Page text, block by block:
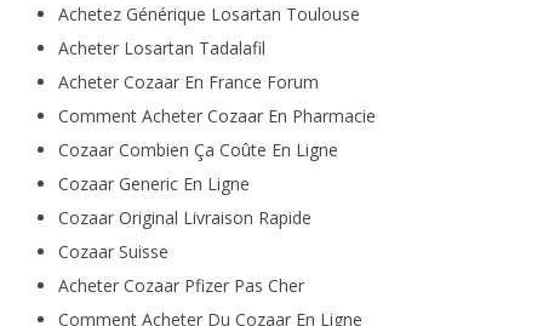
Achetez Générique Losartan Toulouse
Acheter Losartan Tadalafil
Acheter Cozaar En France Forum
Comment Acheter Cozaar En Pharmacie
Cozaar Combien Ça Coûte En Ligne
Cozaar Generic En Ligne
Cozaar Original Livraison Rapide
Cozaar Suisse
Acheter Cozaar Pfizer Pas Cher
Comment Acheter Du Cozaar En Ligne